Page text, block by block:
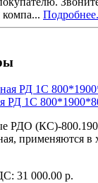
компа...
РД 1С
РДО (КС)-
применяются в
31 000.00 р.